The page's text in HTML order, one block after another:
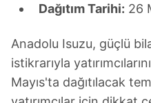
Dağıtım Tarihi: 26
Anadolu Isuzu, güçlü
istikrarıyla
Mayıs'ta dağıtılacak